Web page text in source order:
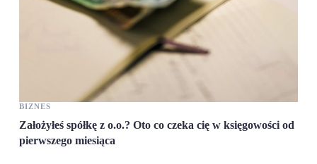
BIZNES
Założyłeś spółkę z o.o.? Oto co czeka cię w księgowości od
pierwszego miesiąca